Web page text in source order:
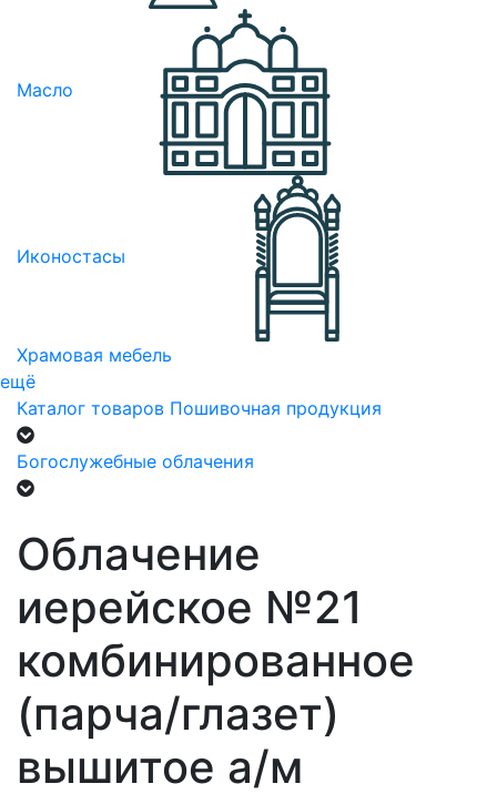
Масло
Иконостасы
Храмовая мебель
ещё
Каталог товаров Пошивочная продукция
Богослужебные облачения
Облачение
иерейское №21
комбинированное
(парча/глазет)
вышитое а/м